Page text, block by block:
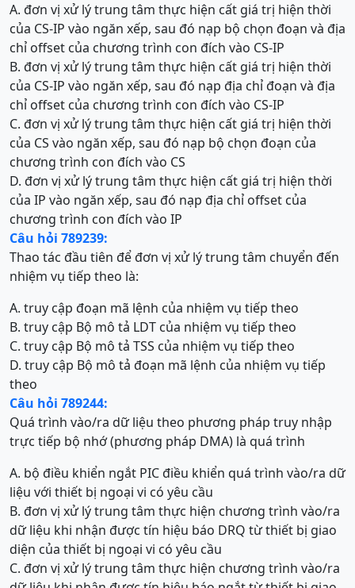
A. đơn vị xử lý trung tâm thực hiện cất giá trị hiện thời
của CS-IP vào ngăn xếp, sau đó nạp bộ chọn đoạn và địa
chỉ offset của chương trình con đích vào CS-IP
B. đơn vị xử lý trung tâm thực hiện cất giá trị hiện thời
của CS-IP vào ngăn xếp, sau đó nạp địa chỉ đoạn và địa
chỉ offset của chương trình con đích vào CS-IP
C. đơn vị xử lý trung tâm thực hiện cất giá trị hiện thời
của CS vào ngăn xếp, sau đó nạp bộ chọn đoạn của
chương trình con đích vào CS
D. đơn vị xử lý trung tâm thực hiện cất giá trị hiện thời
của IP vào ngăn xếp, sau đó nạp địa chỉ offset của
chương trình con đích vào IP
Câu hỏi 789239:
Thao tác đầu tiên để đơn vị xử lý trung tâm chuyển đến
nhiệm vụ tiếp theo là:
A. truy cập đoạn mã lệnh của nhiệm vụ tiếp theo
B. truy cập Bộ mô tả LDT của nhiệm vụ tiếp theo
C. truy cập Bộ mô tả TSS của nhiệm vụ tiếp theo
D. truy cập Bộ mô tả đoạn mã lệnh của nhiệm vụ tiếp
theo
Câu hỏi 789244:
Quá trình vào/ra dữ liệu theo phương pháp truy nhập
trực tiếp bộ nhớ (phương pháp DMA) là quá trình
A. bộ điều khiển ngắt PIC điều khiển quá trình vào/ra dữ
liệu với thiết bị ngoại vi có yêu cầu
B. đơn vị xử lý trung tâm thực hiện chương trình vào/ra
dữ liệu khi nhận được tín hiệu báo DRQ từ thiết bị giao
diện của thiết bị ngoại vi có yêu cầu
C. đơn vị xử lý trung tâm thực hiện chương trình vào/ra